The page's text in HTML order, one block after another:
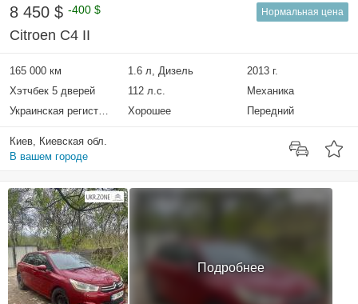
8 450 $ -400 $ Нормальная цена
Citroen C4 II
165 000 км 1.6 л, Дизель
2013 г.
Хэтчбек 5 дверей
112 л.с.
Механика
Украинская регистрация
Хорошее Передний
Киев, Киевская обл.
В вашем городе
Подробнее